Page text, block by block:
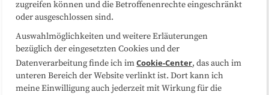
zugreifen können und die Betroffenenrechte eingeschränkt
oder ausgeschlossen sind.
Auswahlmöglichkeiten und weitere Erläuterungen
bezüglich der eingesetzten Cookies und der
Datenverarbeitung finde ich imCookie-Center, das auch im
unteren Bereich der Website verlinkt ist. Dort kann ich
meine Einwilligung auch jederzeit mit Wirkung für die